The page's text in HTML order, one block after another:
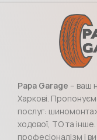
Papa Garage – ваш
Харкові.
послуг:
ходової, ТО та
професіоналізм і